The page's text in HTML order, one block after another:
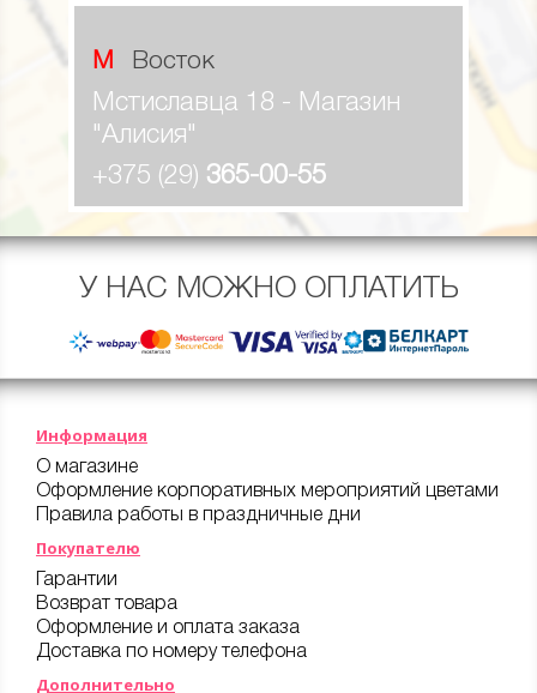
М Восток
Мстиславца 18 - Магазин
"Алисия"
+375 (29) 365-00-55
У НАС МОЖНО ОПЛАТИТЬ
Информация
О магазине
Оформление корпоративных мероприятий цветами
Правила работы в праздничные дни
Покупателю
Гарантии
Возврат товара
Оформление и оплата заказа
Доставка по номеру телефона
Дополнительно